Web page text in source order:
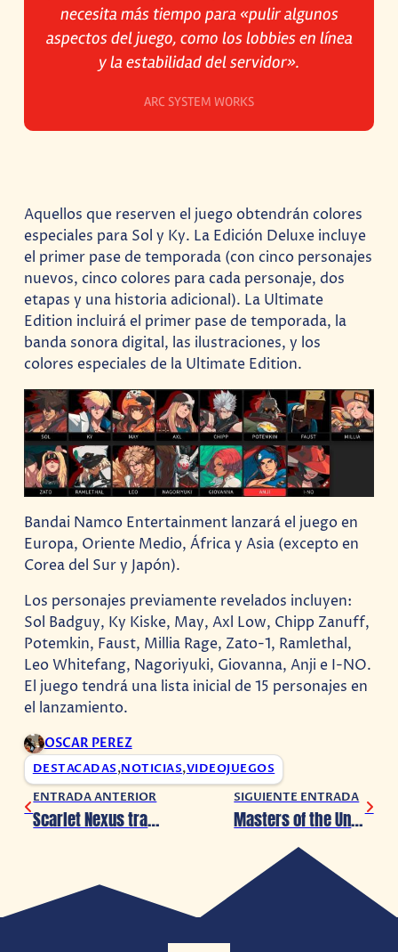
necesita más tiempo para «pulir algunos
aspectos del juego, como los lobbies en línea
y la estabilidad del servidor».
ARC SYSTEM WORKS
Aquellos que reserven el juego obtendrán colores
especiales para Sol y Ky. La Edición Deluxe incluye
el primer pase de temporada (con cinco personajes
nuevos, cinco colores para cada personaje, dos
etapas y una historia adicional). La Ultimate
Edition incluirá el primer pase de temporada, la
banda sonora digital, las ilustraciones, y los
colores especiales de la Ultimate Edition.
Bandai Namco Entertainment lanzará el juego en
Europa, Oriente Medio, África y Asia (excepto en
Corea del Sur y Japón).
Los personajes previamente revelados incluyen:
Sol Badguy, Ky Kiske, May, Axl Low, Chipp Zanuff,
Potemkin, Faust, Millia Rage, Zato-1, Ramlethal,
Leo Whitefang, Nagoriyuki, Giovanna, Anji e I-NO.
El juego tendrá una lista inicial de 15 personajes en
el lanzamiento.
OSCAR PEREZ
DESTACADAS,NOTICIAS,VIDEOJUEGOS
ENTRADA ANTERIOR
Scarlet Nexus transmite video promocional
SIGUIENTE ENTRADA
Masters of the Universe: El reboot de ‘He-Man’ presenta sus primeras imágenes